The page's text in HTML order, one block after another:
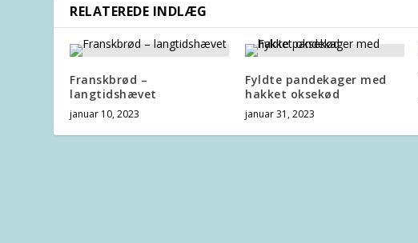
RELATEREDE INDLÆG
Franskbrød –
langtidshævet
januar 10, 2023
Fyldte pandekager med
hakket oksekød
januar 31, 2023